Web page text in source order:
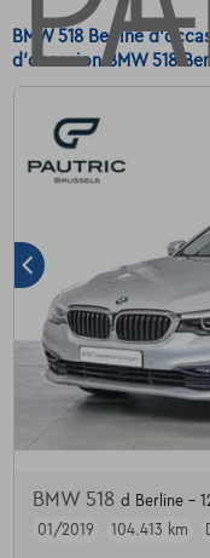
BMW 518 Berline
d'occasion BMW 518
BMW 518 d Berline -
01/2019
104.413 km